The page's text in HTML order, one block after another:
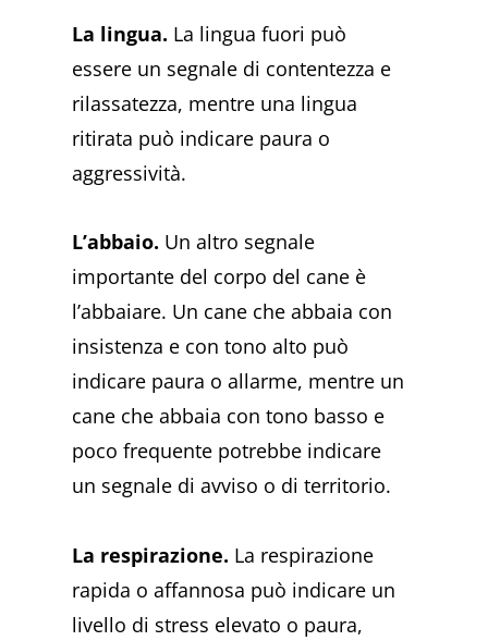
La lingua. La lingua fuori può
essere un segnale di contentezza e
rilassatezza, mentre una lingua
ritirata può indicare paura o
aggressività.
L’abbaio. Un altro segnale
importante del corpo del cane è
l’abbaiare. Un cane che abbaia con
insistenza e con tono alto può
indicare paura o allarme, mentre un
cane che abbaia con tono basso e
poco frequente potrebbe indicare
un segnale di avviso o di territorio.
La respirazione. La respirazione
rapida o affannosa può indicare un
livello di stress elevato o paura,